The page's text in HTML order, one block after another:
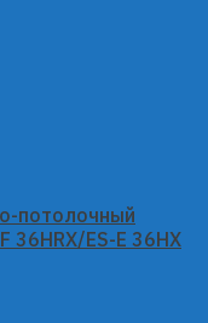
потолочный
36HRX/ES-E 36HX